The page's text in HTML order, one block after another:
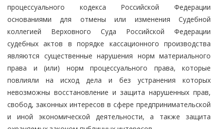
процессуального кодекса Российской Федерации
основаниями для отмены или изменения Судебной
коллегией Верховного Суда Российской Федерации
судебных актов в порядке кассационного производства
являются существенные нарушения норм материального
права и (или) норм процессуального права, которые
повлияли на исход дела и без устранения которых
невозможны восстановление и защита нарушенных прав,
свобод, законных интересов в сфере предпринимательской
и иной экономической деятельности, а также защита